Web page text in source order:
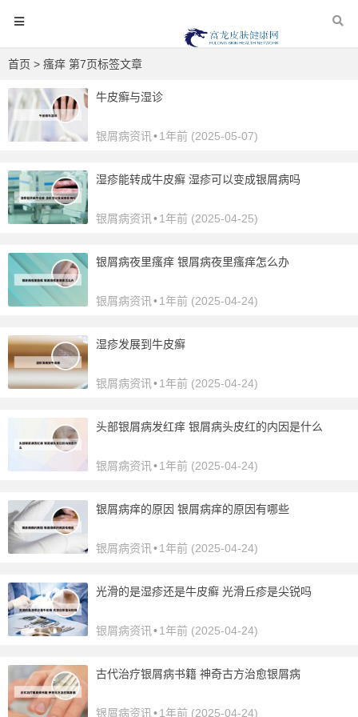
首页 > 瘙痒 第7页标签文章
牛皮癣与湿诊
银屑病资讯 •1年前 (2025-05-07)
湿疹能转成牛皮癣 湿疹可以变成银屑病吗
银屑病资讯 •1年前 (2025-04-25)
银屑病夜里瘙痒 银屑病夜里瘙痒怎么办
银屑病资讯 •1年前 (2025-04-24)
湿疹发展到牛皮癣
银屑病资讯 •1年前 (2025-04-24)
头部银屑病发红痒 银屑病头皮红的内因是什么
银屑病资讯 •1年前 (2025-04-24)
银屑病痒的原因 银屑病痒的原因有哪些
银屑病资讯 •1年前 (2025-04-24)
光滑的是湿疹还是牛皮癣 光滑丘疹是尖锐吗
银屑病资讯 •1年前 (2025-04-24)
古代治疗银屑病书籍 神奇古方治愈银屑病
银屑病资讯 •1年前 (2025-04-24)